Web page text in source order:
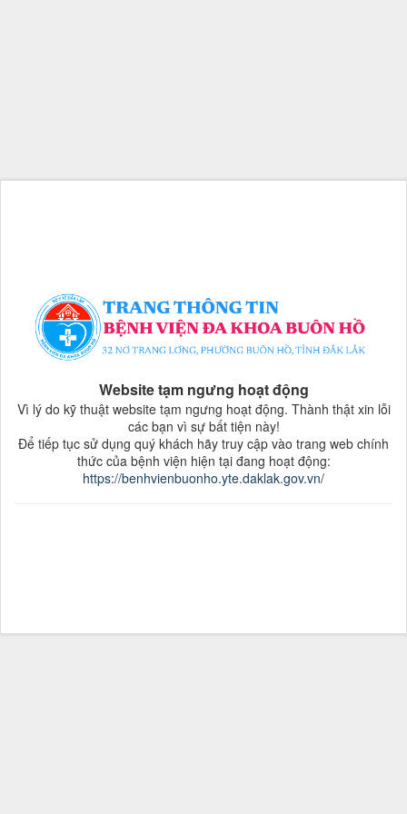
Website tạm ngưng hoạt động
Vì lý do kỹ thuật website tạm ngưng hoạt động. Thành thật xin lỗi
các bạn vì sự bất tiện này!
Để tiếp tục sử dụng quý khách hãy truy cập vào trang web chính
thức của bệnh viện hiện tại đang hoạt động:
https://benhvienbuonho.yte.daklak.gov.vn/